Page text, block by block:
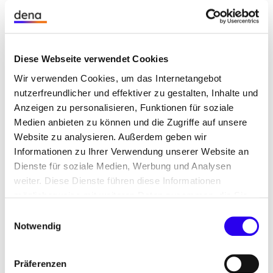
Diese Webseite verwendet Cookies
Wir verwenden Cookies, um das Internetangebot
nutzerfreundlicher und effektiver zu gestalten, Inhalte und
Anzeigen zu personalisieren, Funktionen für soziale
Medien anbieten zu können und die Zugriffe auf unsere
Website zu analysieren. Außerdem geben wir
Informationen zu Ihrer Verwendung unserer Website an
Dienste für soziale Medien, Werbung und Analysen
weiter. Diese Dienste führen diese Informationen
Nutzung der Dienste gesammelt haben.
Notwendig
Präferenzen
Nachhaltigkeitsaspekte,
Einbauvoraussetzungen und
Visualisierungen.
Die Einordnung nach Gebäudeklassen erleichtert
die Anwendung. Der Katalog versteht sich als
offenes, wachsendes Format – als Basis für
weitere Standardisierung und als Einladung an
neue Akteurinnen und Akteuren, den Markt
Nutzerfreundlicher